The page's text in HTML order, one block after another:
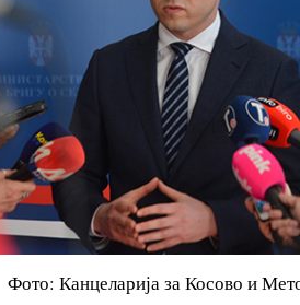
Фото: Канцеларија за Косово и